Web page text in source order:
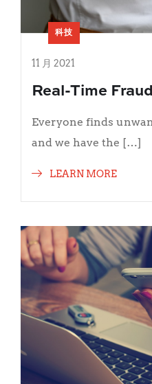
科技
11 月 2021
Real-Time
Everyone finds
and we have the […]
LEARN MORE